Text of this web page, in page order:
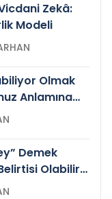
Zekâ:
Modeli
Nevzat TARHAN
Olmak
Anlamına
Demek
Olabilir